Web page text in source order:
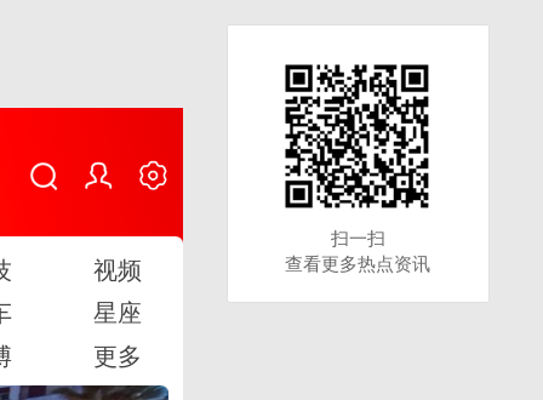
视频
星座
更多
扫一扫
查看更多热点资讯
扫一扫
查看更多热点资讯